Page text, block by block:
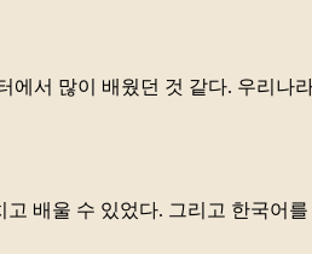
서 많이 배웠던 것 같다. 우리나
배울 수 있었다. 그리고 한국어